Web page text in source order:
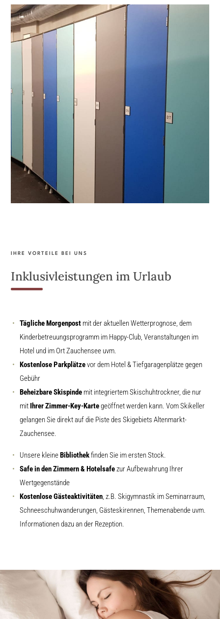
IHRE VORTEILE BEI UNS
Inklusivleistungen im Urlaub
Tägliche Morgenpost mit der aktuellen Wetterprognose, dem
Kinderbetreuungsprogramm im Happy-Club, Veranstaltungen im
Hotel und im Ort Zauchensee uvm.
Kostenlose Parkplätzevor dem Hotel & Tiefgaragenplätze gegen
Gebühr
Beheizbare Skispinde mit integriertem Skischuhtrockner, die nur
mit Ihrer Zimmer-Key-Kartegeöffnet werden kann. Vom Skikeller
gelangen Sie direkt auf die Piste des Skigebiets Altenmarkt-
Zauchensee.
Unsere kleineBibliothekfinden Sie im ersten Stock.
Safe in den Zimmern & Hotelsafezur Aufbewahrung Ihrer
Wertgegenstände
Kostenlose Gästeaktivitäten, z.B. Skigymnastik im Seminarraum,
Schneeschuhwanderungen, Gästeskirennen, Themenabende uvm.
Informationen dazu an der Rezeption.